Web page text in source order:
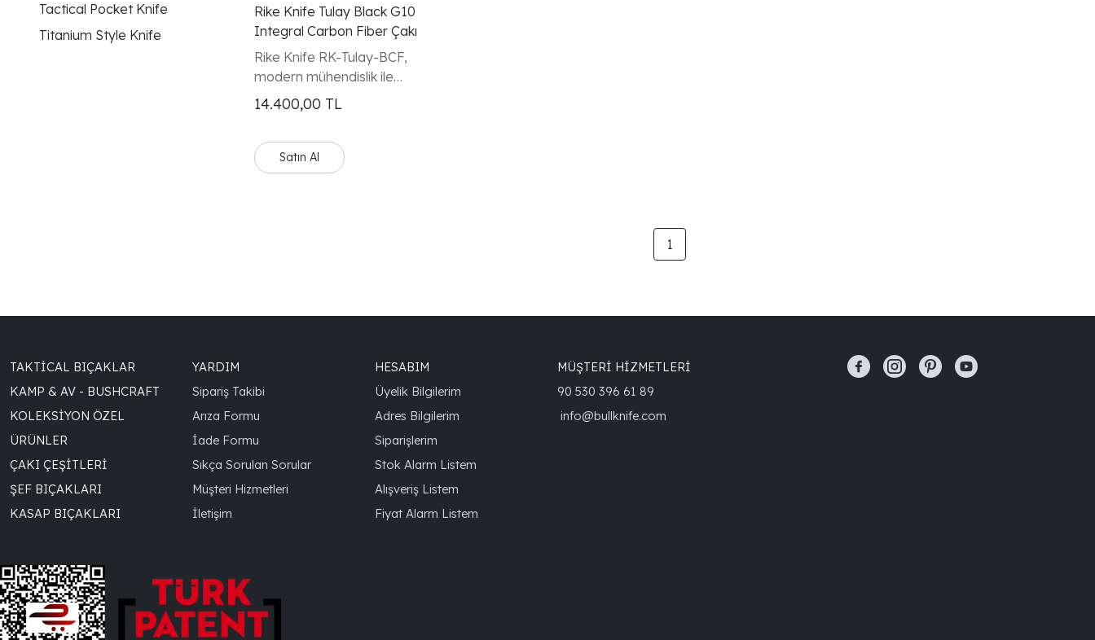
Tactical Pocket Knife
Titanium Style Knife
Rike Knife Tulay Black G10
Integral Carbon Fiber Çakı
Rike Knife RK-Tulay-BCF,
modern mühendislik ile
premium EDC ruhunu bir araya
getiren üst segment bir flipper
14.400,00 TL
Satın Al
1
TAKTICAL BIÇAKLAR
KAMP & AV - BUSHCRAFT
KOLEKSIYON ÖZEL
ÜRÜNLER
ÇAKI ÇEŞITLERI
ŞEF BIÇAKLARI
KASAP BIÇAKLARI
YARDIM
Sipariş Takibi
Arıza Formu
İade Formu
Sıkça Sorulan Sorular
Müşteri Hizmetleri
İletişim
HESABIM
Üyelik Bilgilerim
Adres Bilgilerim
Siparişlerim
Stok Alarm Listem
Alışveriş Listem
Fiyat Alarm Listem
MÜŞTERİ HİZMETLERİ
90 530 396 61 89
info@bullknife.com